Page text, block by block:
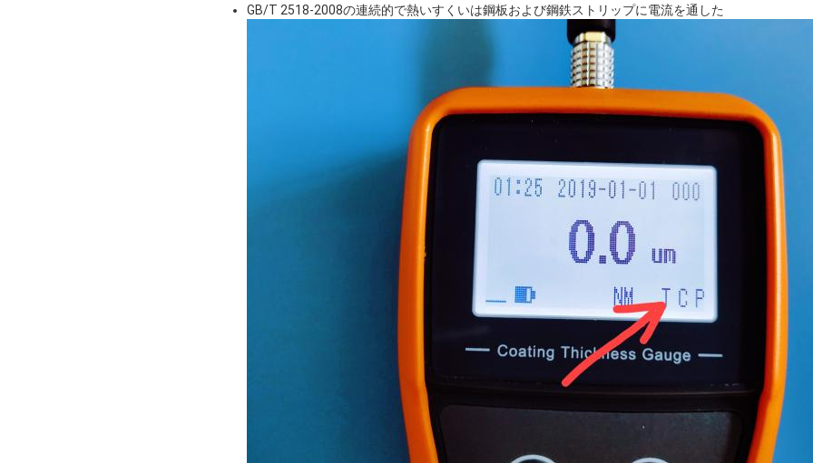
GB/T 2518-2008の連続的で熱いすくいは鋼板および鋼鉄ストリップに電流を通した